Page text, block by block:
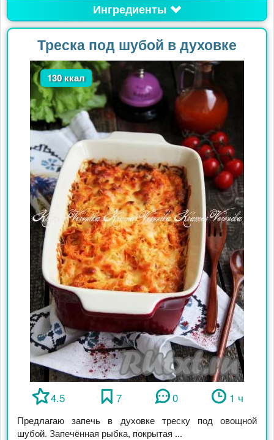
Ингредиенты
Треска под шубой в духовке
130 ккал
4.5 7 0 1 ч
Предлагаю запечь в духовке треску под овощной
шубой. Запечённая рыбка, покрытая ...